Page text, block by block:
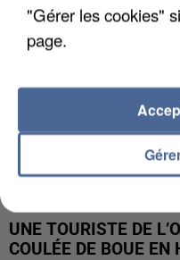
UNE TOURISTE DE
COULÉE DE BOUE
"Gérer les cookies"
page.